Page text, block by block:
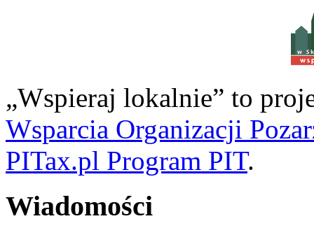
w
„Wspieraj lokalnie” to
Wsparcia Organizacji
PITax.pl Program PIT.
Wiadomości